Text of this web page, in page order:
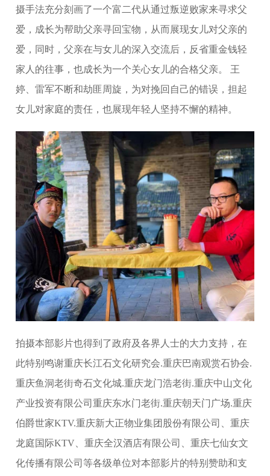
摄手法充分刻画了一个富二代从通过叛逆败家来寻求父
爱，成长为帮助父亲寻回宝物，从而展现女儿对父亲的
爱，同时，父亲在与女儿的深入交流后，反省重金钱轻
家人的往事，也成长为一个关心女儿的合格父亲。 王
婷、雷军不断和劫匪周旋，为对挽回自己的错误，担起
女儿对家庭的责任，也展现年轻人坚持不懈的精神。
拍摄本部影片也得到了政府及各界人士的大力支持，在
此特别鸣谢重庆长江石文化研究会.重庆巴南观赏石协会.
重庆鱼洞老街奇石文化城.重庆龙门浩老街.重庆中山文化
产业投资有限公司重庆东水门老街.重庆朝天门广场.重庆
伯爵世家KTV.重庆新大正物业集团股份有限公司、重庆
龙庭国际KTV、重庆全汉酒店有限公司、重庆七仙女文
化传播有限公司等各级单位对本部影片的特别赞助和支